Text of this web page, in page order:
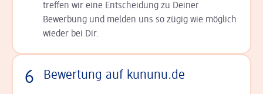
tref­fen wir eine Entscheidung zu Deiner
Bewerbung und melden uns so zügig wie möglich
wieder bei Dir.
6 Bewertung auf kununu.de